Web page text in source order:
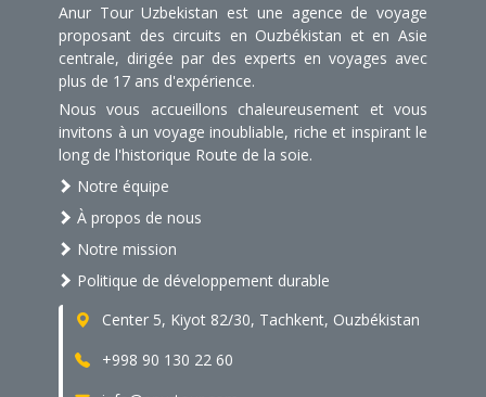
Anur Tour Uzbekistan est une agence de voyage
proposant des circuits en Ouzbékistan et en Asie
centrale, dirigée par des experts en voyages avec
plus de 17 ans d'expérience.
Nous vous accueillons chaleureusement et vous
invitons à un voyage inoubliable, riche et inspirant le
long de l'historique Route de la soie.
Notre équipe
À propos de nous
Notre mission
Politique de développement durable
Center 5, Kiyot 82/30, Tachkent, Ouzbékistan
+998 90 130 22 60